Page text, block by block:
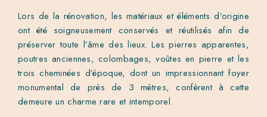
Lors de la rénovation, les matériaux et éléments d’origine
ont été soigneusement conservés et réutilisés afin de
préserver toute l’âme des lieux. Les pierres apparentes,
poutres anciennes, colombages, voûtes en pierre et les
trois cheminées d’époque, dont un impressionnant foyer
monumental de près de 3 mètres, confèrent à cette
demeure un charme rare et intemporel.